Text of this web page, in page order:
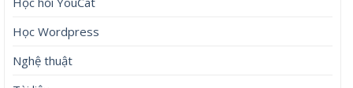
Học Wordpress
Nghệ thuật